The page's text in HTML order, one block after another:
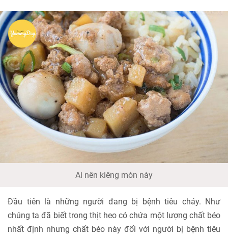
Ai nên kiêng món này
Đầu tiên là những người đang bị bệnh tiêu chảy. Như
chúng ta đã biết trong thịt heo có chứa một lượng chất béo
nhất định nhưng chất béo này đối với người bị bệnh tiêu